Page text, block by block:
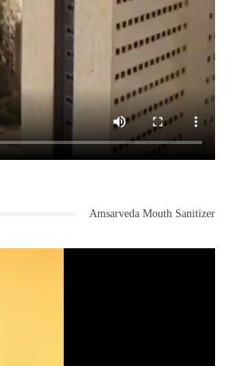
Amsarveda Mouth Sanitizer